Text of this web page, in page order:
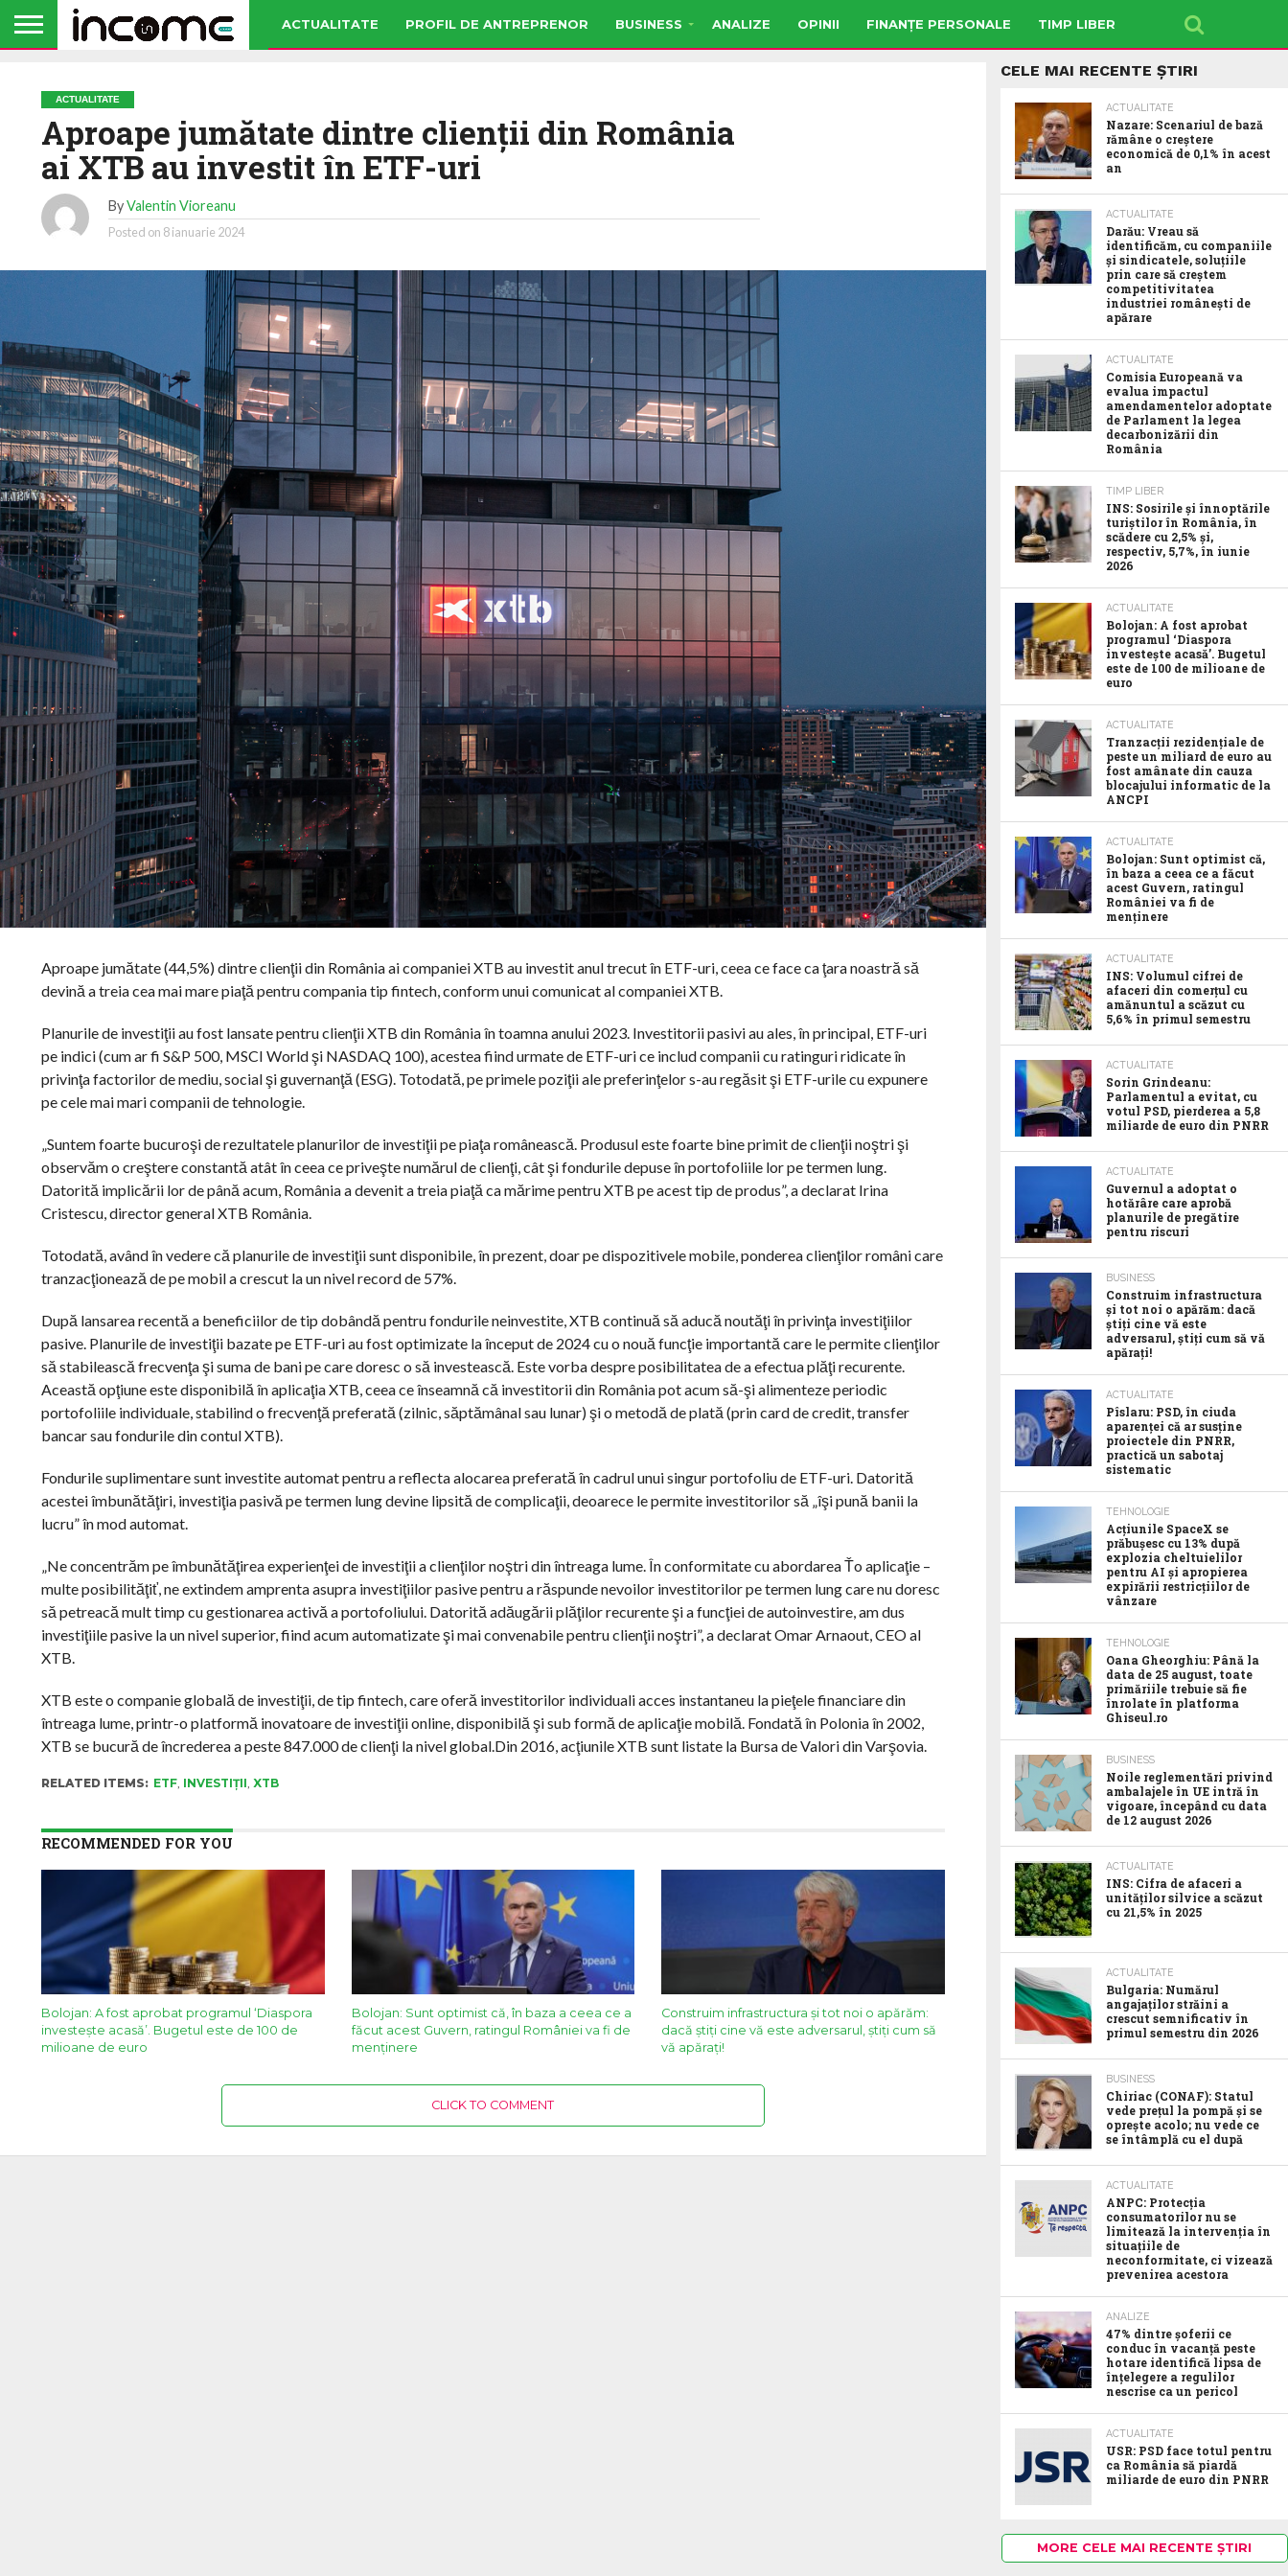
ACTUALITATE PROFIL DE ANTREPRENOR BUSINESS ANALIZE OPINII FINANȚE PERSONALE TIMP LIBER
ACTUALITATE
Aproape jumătate dintre clienţii din România
ai XTB au investit în ETF-uri
ByValentin Vioreanu
Posted on 8 ianuarie 2024
Aproape jumătate (44,5%) dintre clienţii din România ai companiei XTB au investit anul trecut în ETF-uri, ceea ce face ca ţara noastră să
devină a treia cea mai mare piaţă pentru compania tip fintech, conform unui comunicat al companiei XTB.
Planurile de investiţii au fost lansate pentru clienţii XTB din România în toamna anului 2023. Investitorii pasivi au ales, în principal, ETF-uri
pe indici (cum ar fi S&P 500, MSCI World şi NASDAQ 100), acestea fiind urmate de ETF-uri ce includ companii cu ratinguri ridicate în
privinţa factorilor de mediu, social şi guvernanţă (ESG). Totodată, pe primele poziţii ale preferinţelor s-au regăsit şi ETF-urile cu expunere
pe cele mai mari companii de tehnologie.
„Suntem foarte bucuroşi de rezultatele planurilor de investiţii pe piaţa românească. Produsul este foarte bine primit de clienţii noştri şi
observăm o creştere constantă atât în ceea ce priveşte numărul de clienţi, cât şi fondurile depuse în portofoliile lor pe termen lung.
Datorită implicării lor de până acum, România a devenit a treia piaţă ca mărime pentru XTB pe acest tip de produs”, a declarat Irina
Cristescu, director general XTB România.
Totodată, având în vedere că planurile de investiţii sunt disponibile, în prezent, doar pe dispozitivele mobile, ponderea clienţilor români care
tranzacţionează de pe mobil a crescut la un nivel record de 57%.
După lansarea recentă a beneficiilor de tip dobândă pentru fondurile neinvestite, XTB continuă să aducă noutăţi în privinţa investiţiilor
pasive. Planurile de investiţii bazate pe ETF-uri au fost optimizate la început de 2024 cu o nouă funcţie importantă care le permite clienţilor
să stabilească frecvenţa şi suma de bani pe care doresc o să investească. Este vorba despre posibilitatea de a efectua plăţi recurente.
Această opţiune este disponibilă în aplicaţia XTB, ceea ce înseamnă că investitorii din România pot acum să-şi alimenteze periodic
portofoliile individuale, stabilind o frecvenţă preferată (zilnic, săptămânal sau lunar) şi o metodă de plată (prin card de credit, transfer
bancar sau fondurile din contul XTB).
Fondurile suplimentare sunt investite automat pentru a reflecta alocarea preferată în cadrul unui singur portofoliu de ETF-uri. Datorită
acestei îmbunătăţiri, investiţia pasivă pe termen lung devine lipsită de complicaţii, deoarece le permite investitorilor să „îşi pună banii la
lucru” în mod automat.
„Ne concentrăm pe îmbunătăţirea experienţei de investiţii a clienţilor noştri din întreaga lume. În conformitate cu abordarea Ťo aplicaţie –
multe posibilităţiť, ne extindem amprenta asupra investiţiilor pasive pentru a răspunde nevoilor investitorilor pe termen lung care nu doresc
să petreacă mult timp cu gestionarea activă a portofoliului. Datorită adăugării plăţilor recurente şi a funcţiei de autoinvestire, am dus
investiţiile pasive la un nivel superior, fiind acum automatizate şi mai convenabile pentru clienţii noştri”, a declarat Omar Arnaout, CEO al
XTB.
XTB este o companie globală de investiţii, de tip fintech, care oferă investitorilor individuali acces instantaneu la pieţele financiare din
întreaga lume, printr-o platformă inovatoare de investiţii online, disponibilă şi sub formă de aplicaţie mobilă. Fondată în Polonia în 2002,
XTB se bucură de încrederea a peste 847.000 de clienţi la nivel global.Din 2016, acţiunile XTB sunt listate la Bursa de Valori din Varşovia.
RELATED ITEMS: ETF, INVESTIȚII, XTB
RECOMMENDED FOR YOU
Bolojan: A fost aprobat programul ‘Diaspora
investește acasă’. Bugetul este de 100 de
milioane de euro
Bolojan: Sunt optimist că, în baza a ceea ce a
făcut acest Guvern, ratingul României va fi de
menținere
Construim infrastructura și tot noi o apărăm:
dacă știți cine vă este adversarul, știți cum să
vă apărați!
CLICK TO COMMENT
CELE MAI RECENTE ȘTIRI
ACTUALITATE
Nazare: Scenariul de bază
rămâne o creștere
economică de 0,1% în acest
an
ACTUALITATE
Darău: Vreau să
identificăm, cu companiile
și sindicatele, soluțiile
prin care să creștem
competitivitatea
industriei românești de
apărare
ACTUALITATE
Comisia Europeană va
evalua impactul
amendamentelor adoptate
de Parlament la legea
decarbonizării din
România
TIMP LIBER
INS: Sosirile și înnoptările
turiștilor în România, în
scădere cu 2,5% și,
respectiv, 5,7%, în iunie
2026
ACTUALITATE
Bolojan: A fost aprobat
programul ‘Diaspora
investește acasă’. Bugetul
este de 100 de milioane de
euro
ACTUALITATE
Tranzacții rezidențiale de
peste un miliard de euro au
fost amânate din cauza
blocajului informatic de la
ANCPI
ACTUALITATE
Bolojan: Sunt optimist că,
în baza a ceea ce a făcut
acest Guvern, ratingul
României va fi de
menținere
ACTUALITATE
INS: Volumul cifrei de
afaceri din comerțul cu
amănuntul a scăzut cu
5,6% în primul semestru
ACTUALITATE
Sorin Grindeanu:
Parlamentul a evitat, cu
votul PSD, pierderea a 5,8
miliarde de euro din PNRR
ACTUALITATE
Guvernul a adoptat o
hotărâre care aprobă
planurile de pregătire
pentru riscuri
BUSINESS
Construim infrastructura
și tot noi o apărăm: dacă
știți cine vă este
adversarul, știți cum să vă
apărați!
ACTUALITATE
Pîslaru: PSD, în ciuda
aparenței că ar susține
proiectele din PNRR,
practică un sabotaj
sistematic
TEHNOLOGIE
Acţiunile SpaceX se
prăbuşesc cu 13% după
explozia cheltuielilor
pentru AI şi apropierea
expirării restricţiilor de
vânzare
TEHNOLOGIE
Oana Gheorghiu: Până la
data de 25 august, toate
primăriile trebuie să fie
înrolate în platforma
Ghiseul.ro
BUSINESS
Noile reglementări privind
ambalajele în UE intră în
vigoare, începând cu data
de 12 august 2026
ACTUALITATE
INS: Cifra de afaceri a
unităților silvice a scăzut
cu 21,5% în 2025
ACTUALITATE
Bulgaria: Numărul
angajaților străini a
crescut semnificativ în
primul semestru din 2026
BUSINESS
Chiriac (CONAF): Statul
vede prețul la pompă și se
oprește acolo; nu vede ce
se întâmplă cu el după
ACTUALITATE
ANPC: Protecția
consumatorilor nu se
limitează la intervenția în
situațiile de
neconformitate, ci vizează
prevenirea acestora
ANALIZE
47% dintre șoferii ce
conduc în vacanță peste
hotare identifică lipsa de
înțelegere a regulilor
nescrise ca un pericol
ACTUALITATE
USR: PSD face totul pentru
ca România să piardă
miliarde de euro din PNRR
MORE CELE MAI RECENTE ȘTIRI